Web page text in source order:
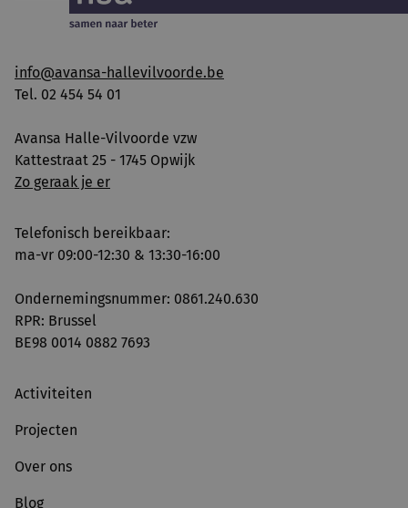
info@avansa-hallevilvoorde.be
Tel. 02 454 54 01
Avansa Halle-Vilvoorde vzw
Kattestraat 25 - 1745 Opwijk
Zo geraak je er
Telefonisch bereikbaar:
ma-vr 09:00-12:30 & 13:30-16:00
Ondernemingsnummer: 0861.240.630
RPR: Brussel
BE98 0014 0882 7693
Activiteiten
Projecten
Over ons
Blog